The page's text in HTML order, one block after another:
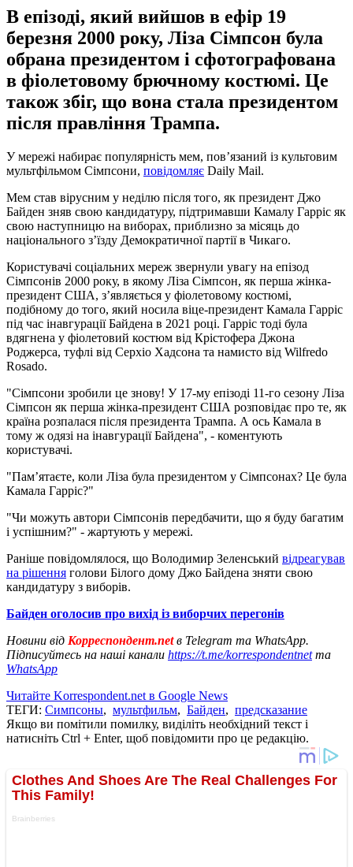
В епізоді, який вийшов в ефір 19
березня 2000 року, Ліза Сімпсон була
обрана президентом і сфотографована
в фіолетовому брючному костюмі. Це
також збіг, що вона стала президентом
після правління Трампа.
У мережі набирає популярність мем, пов’язаний із культовим
мультфільмом Сімпсони, повідомляє Daily Mail.
Мем став вірусним у неділю після того, як президент Джо
Байден зняв свою кандидатуру, підтримавши Камалу Гарріс як
свою наступницю на виборах, приблизно за місяць до
національного з’їзду Демократичної партії в Чикаго.
Користувачі соціальних мереж звернули увагу на епізод
Сімпсонів 2000 року, в якому Ліза Сімпсон, як перша жінка-
президент США, з’являється у фіолетовому костюмі,
подібному до того, який носила віце-президент Камала Гарріс
під час інавгурації Байдена в 2021 році. Гарріс тоді була
вдягнена у фіолетовий костюм від Крістофера Джона
Роджерса, туфлі від Серхіо Хадсона та намисто від Wilfredo
Rosado.
"Сімпсони зробили це знову! У 17-му епізоді 11-го сезону Ліза
Сімпсон як перша жінка-президент США розповідає про те, як
країна розпалася після президента Трампа. А ось Камала в
тому ж одязі на інавгурації Байдена", - коментують
користувачі.
"Пам’ятаєте, коли Ліза була президентом у Сімпсонах? Це була
Камала Гарріс?"
"Чи можуть автори Сімпсонів передбачити, що я буду багатим
і успішним?" - жартують у мережі.
Раніше повідомлялося, що Володимир Зеленський відреагував
на рішення голови Білого дому Джо Байдена зняти свою
кандидатуру з виборів.
Байден оголосив про вихід із виборчих перегонів
Новини від Корреспондент.netв Telegram та WhatsApp.
Підписуйтесь на наші канали https://t.me/korrespondentnetта
WhatsApp
Читайте Korrespondent.net в Google News
ТЕГИ: Симпсоны, мультфильм, Байден, предсказание
Якщо ви помітили помилку, виділіть необхідний текст і
натисніть Ctrl + Enter, щоб повідомити про це редакцію.